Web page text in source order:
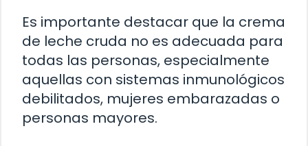
Es importante destacar que la crema
de leche cruda no es adecuada para
todas las personas, especialmente
aquellas con sistemas inmunológicos
debilitados, mujeres embarazadas o
personas mayores.